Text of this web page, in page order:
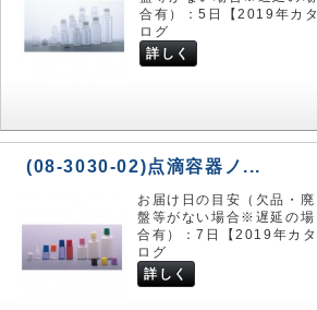
合有）：5日【2019年カタ
ログ
詳しく
(08-3030-02)点滴容器ノ...
お届け日の目安（欠品・廃
盤等がない場合※遅延の場
合有）：7日【2019年カタ
ログ
詳しく